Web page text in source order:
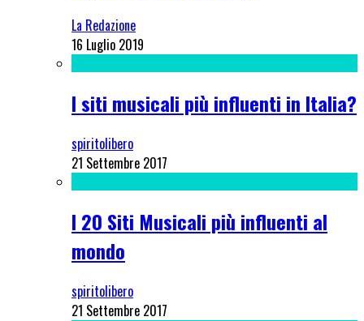
La Redazione
16 Luglio 2019
I siti musicali più influenti in Italia?
spiritolibero
21 Settembre 2017
I 20 Siti Musicali più influenti al
mondo
spiritolibero
21 Settembre 2017